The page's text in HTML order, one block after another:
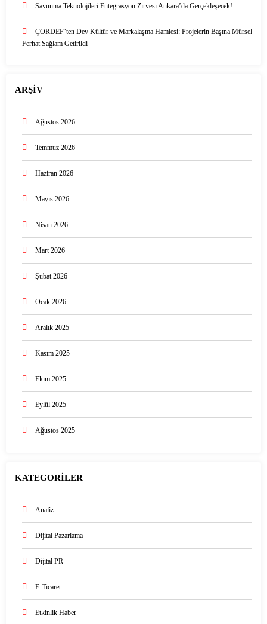
Savunma Teknolojileri Entegrasyon Zirvesi Ankara’da Gerçekleşecek!
ÇORDEF’ten Dev Kültür ve Markalaşma Hamlesi: Projelerin Başına Mürsel
Ferhat Sağlam Getirildi
ARŞİV
Ağustos 2026
Temmuz 2026
Haziran 2026
Mayıs 2026
Nisan 2026
Mart 2026
Şubat 2026
Ocak 2026
Aralık 2025
Kasım 2025
Ekim 2025
Eylül 2025
Ağustos 2025
KATEGORİLER
Analiz
Dijital Pazarlama
Dijital PR
E-Ticaret
Etkinlik Haber